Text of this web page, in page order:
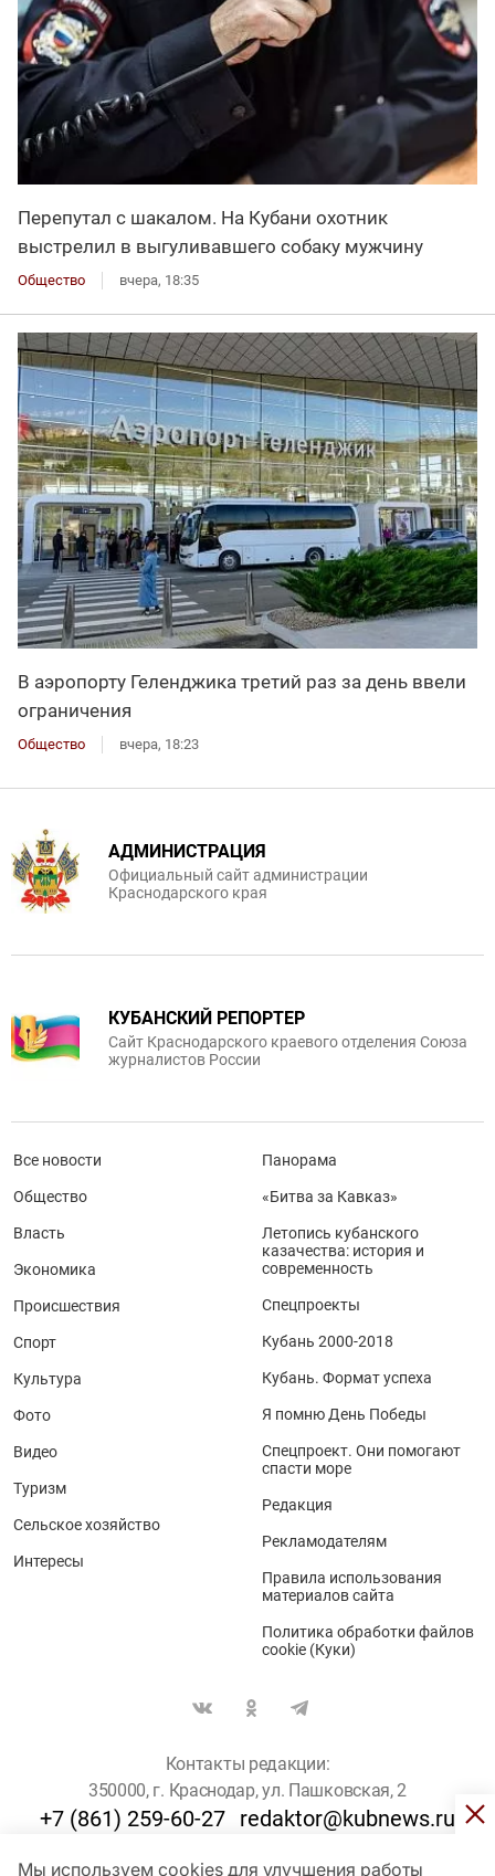
Перепутал с шакалом. На Кубани охотник
выстрелил в выгуливавшего собаку мужчину
Общество вчера, 18:35
В аэропорту Геленджика третий раз за день ввели
ограничения
Общество вчера, 18:23
Мы используем cookies для улучшения работы
АДМИНИСТРАЦИЯ
Официальный сайт администрации
Краснодарского края
КУБАНСКИЙ РЕПОРТЕР
Сайт Краснодарского краевого отделения Союза
журналистов России
Все новости
Общество
Власть
Экономика
Происшествия
Спорт
Культура
Фото
Видео
Туризм
Сельское хозяйство
Интересы
Панорама
«Битва за Кавказ»
Летопись кубанского
казачества: история и
современность
Спецпроекты
Кубань 2000-2018
Кубань. Формат успеха
Я помню День Победы
Спецпроект. Они помогают
спасти море
Редакция
Рекламодателям
Правила использования
материалов сайта
Политика обработки файлов
cookie (Куки)
Контакты редакции:
350000, г. Краснодар, ул. Пашковская, 2
+7 (861) 259-60-27 redaktor@kubnews.ru